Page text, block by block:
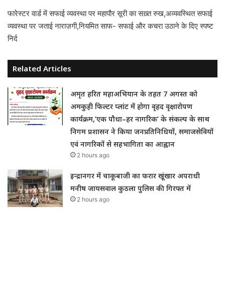
फारेस्टर वार्ड में सफाई व्यवस्था पर महापौर सूरी का सख़्त रुख,अव्यवस्थित सफाई
व्यवस्था पर जताई नाराज़गी,नियमित साफ- सफाई और कचरा उठाने के दिए स्पष्ट
निर्द
Related Articles
अमृत हरित महाअभियान के तहत 7 अगस्त को
अमकुही फिल्टर प्लांट में होगा वृहद वृक्षारोपण
कार्यक्रम,’एक पौधा–हर नागरिक’ के संकल्प के साथ
निगम प्रशासन ने किया जनप्रतिनिधियों, समाजसेवियों
एवं नागरिकों से सहभागिता का आह्वान
2 hours ago
इन्द्रानगर में चाकूबाजी का फरार खूंखार अपराधी
मनीष जायसवाल कुठला पुलिस की गिरफ्त में
2 hours ago